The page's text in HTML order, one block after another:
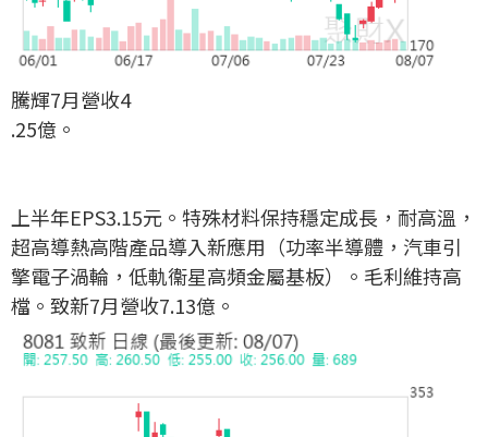
騰輝7月營收4
.25億。
上半年EPS3.15元。特殊材料保持穩定成長，耐高溫，
超高導熱高階產品導入新應用（功率半導體，汽車引
擎電子渦輪，低軌衞星高頻金屬基板）。毛利維持高
檔。致新7月營收7.13億。